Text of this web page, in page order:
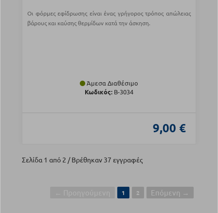
Οι φόρμες εφίδρωσης είναι ένας γρήγορος τρόπος απώλειας
βάρους και καύσης θερμίδων κατά την άσκηση.
Άμεσα Διαθέσιμο
Κωδικός: Β-3034
9,00 €
Σελίδα 1 από 2 / Βρέθηκαν 37 εγγραφές
1 2 Επόμενη →